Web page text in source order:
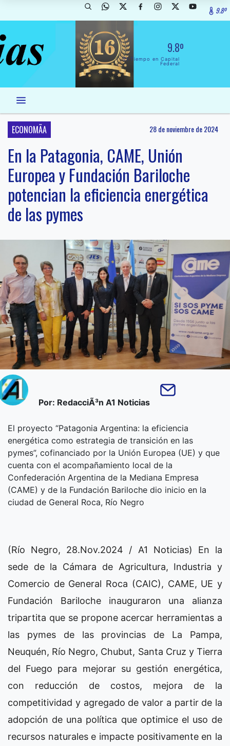
9.8º
9.8º
El Tiempo en Capital
Federal
ECONOMÃA 28 de noviembre de 2024
En la Patagonia, CAME, Unión
Europea y Fundación Bariloche
potencian la eficiencia energética
de las pymes
Por: RedacciÃ³n A1 Noticias
El proyecto “Patagonia Argentina: la eficiencia
energética como estrategia de transición en las
pymes”, cofinanciado por la Unión Europea (UE) y que
cuenta con el acompañamiento local de la
Confederación Argentina de la Mediana Empresa
(CAME) y de la Fundación Bariloche dio inicio en la
ciudad de General Roca, Río Negro
(Río Negro, 28.Nov.2024 / A1 Noticias) En la
sede de la Cámara de Agricultura, Industria y
Comercio de General Roca (CAIC), CAME, UE y
Fundación Bariloche inauguraron una alianza
tripartita que se propone acercar herramientas a
las pymes de las provincias de La Pampa,
Neuquén, Río Negro, Chubut, Santa Cruz y Tierra
del Fuego para mejorar su gestión energética,
con reducción de costos, mejora de la
competitividad y agregado de valor a partir de la
adopción de una política que optimice el uso de
recursos naturales e impacte positivamente en la